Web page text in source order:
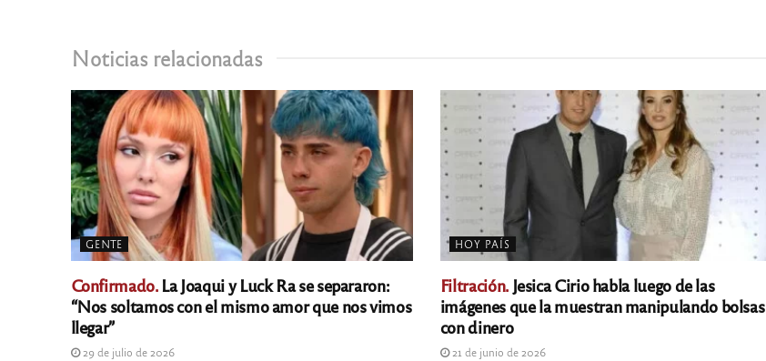
Noticias relacionadas
GENTE
Confirmado.La Joaqui y Luck Ra se separaron:
“Nos soltamos con el mismo amor que nos vimos
llegar”
29 de julio de 2026
HOY PAÍS
Filtración.Jesica Cirio habla luego de las
imágenes que la muestran manipulando bolsas
con dinero
21 de junio de 2026